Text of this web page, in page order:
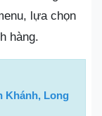
lựa chọn
hàng.
Khánh, Long